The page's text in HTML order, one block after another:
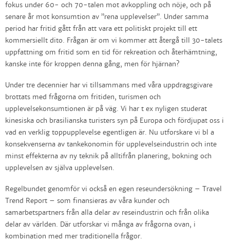
fokus under 60- och 70-talen mot avkoppling och nöje, och på
senare år mot konsumtion av ”rena upplevelser”. Under samma
period har fritid gått från att vara ett politiskt projekt till ett
kommersiellt dito. Frågan är om vi kommer att återgå till 30-talets
uppfattning om fritid som en tid för rekreation och återhämtning,
kanske inte för kroppen denna gång, men för hjärnan?
Under tre decennier har vi tillsammans med våra uppdragsgivare
brottats med frågorna om fritiden, turismen och
upplevelsekonsumtionen är på väg. Vi har t ex nyligen studerat
kinesiska och brasilianska turisters syn på Europa och fördjupat oss i
vad en verklig toppupplevelse egentligen är. Nu utforskare vi bl a
konsekvenserna av tankekonomin för upplevelseindustrin och inte
minst effekterna av ny teknik på alltifrån planering, bokning och
upplevelsen av själva upplevelsen.
Regelbundet genomför vi också en egen reseundersökning – Travel
Trend Report – som finansieras av våra kunder och
samarbetspartners från alla delar av reseindustrin och från olika
delar av världen. Där utforskar vi många av frågorna ovan, i
kombination med mer traditionella frågor.